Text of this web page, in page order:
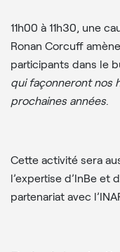
11h00 à 11h30, une
Ronan Corcuff
participants dans le
qui façonneront nos
prochaines années.
Cette activité sera
l’expertise d’InBe et
partenariat avec